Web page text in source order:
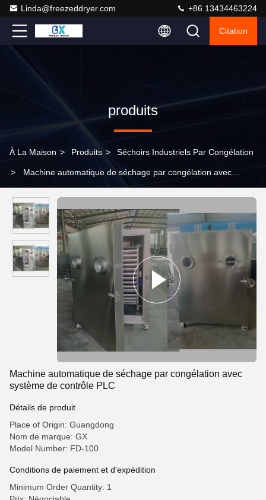
Linda@freezeddryer.com +86 13434463224
Citation
produits
À La Maison > Produits > Séchoirs Industriels Par Congélation
> Machine automatique de séchage par congélation avec
Machine automatique de séchage par congélation avec
système de contrôle PLC
Détails de produit
Place of Origin: Guangdong
Nom de marque: GX
Model Number: FD-100
Conditions de paiement et d'expédition
Minimum Order Quantity: 1